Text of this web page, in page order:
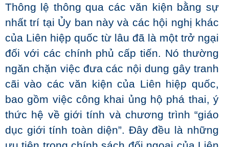
Thông lệ thông qua các văn kiện bằng sự
nhất trí tại Ủy ban này và các hội nghị khác
của Liên hiệp quốc từ lâu đã là một trở ngại
đối với các chính phủ cấp tiến. Nó thường
ngăn chặn việc đưa các nội dung gây tranh
cãi vào các văn kiện của Liên hiệp quốc,
bao gồm việc công khai ủng hộ phá thai, ý
thức hệ về giới tính và chương trình “giáo
dục giới tính toàn diện”. Đây đều là những